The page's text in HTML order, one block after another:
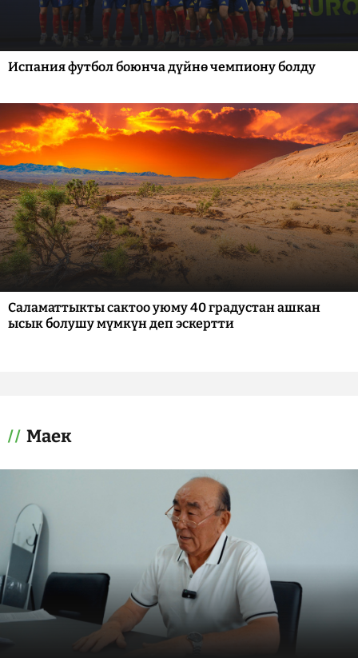
Испания футбол боюнча дүйнө чемпиону болду
Саламаттыкты сактоо уюму 40 градустан ашкан
ысык болушу мүмкүн деп эскертти
Маек